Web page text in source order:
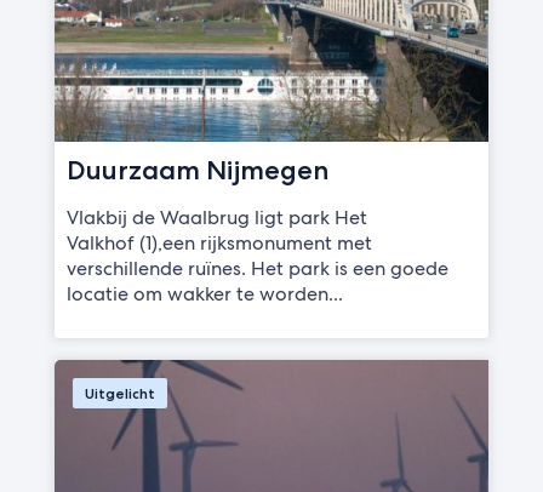
Duurzaam Nijmegen
Vlakbij de Waalbrug ligt park Het
Valkhof (1),een rijksmonument met
verschillende ruïnes. Het park is een goede
locatie om wakker te worden...
Uitgelicht